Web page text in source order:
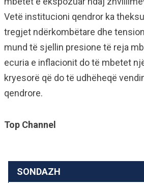
Vetë institucioni qendror ka
tregjet ndërkombëtare dhe
mund të sjellin presione të reja
ecuria e inflacionit do të mbetet
kryesorë që do të udhëheqë
qendrore.
Top Channel
SONDAZH